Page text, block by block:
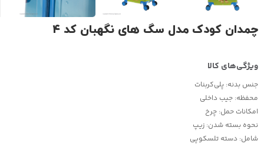
چمدان کودک مدل سگ های نگهبان کد ۴
جنس بدنه: پلی‌کربنات
محفظه: جیب داخلی
امکانات حمل: چرخ
نحوه بسته شدن: زیپ
شامل: دسته تلسکوپی